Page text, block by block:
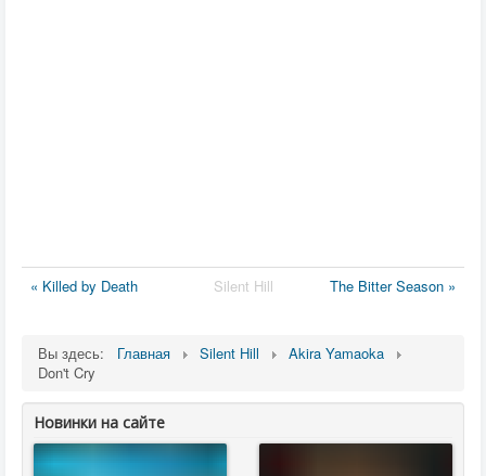
« Killed by Death Silent Hill The Bitter Season »
Вы здесь: Главная Silent Hill
Akira Yamaoka
Don't Cry
Новинки на сайте